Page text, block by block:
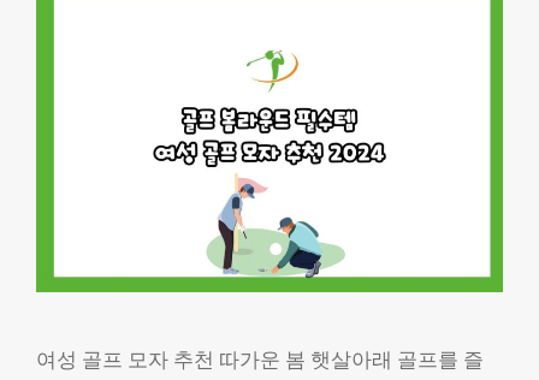
여성 골프 모자 추천 따가운 봄 햇살아래 골프를 즐